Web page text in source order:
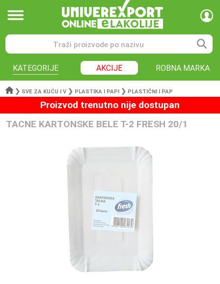
KATEGORIJE AKCIJE ROBNA MARKA
❯ SVE ZA KUĆU I V ❯ PLASTIKA I PAPI ❯ PLASTIČNI I PAP
Proizvod trenutno nije dostupan
TACNE KARTONSKE BELE T-2 FRESH 20/1